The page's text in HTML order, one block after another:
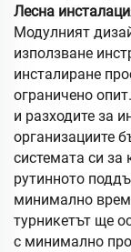
Лесна
Модулният
използване
инсталиране
ограничено
и разходите за
организациите
системата си за
рутинното
минимално
турникетът ще
с минимално